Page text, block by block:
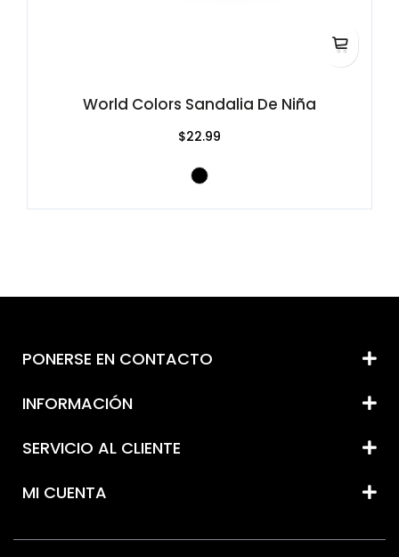
World Colors Sandalia De Niña
$22.99
PONERSE EN CONTACTO
INFORMACIÓN
SERVICIO AL CLIENTE
MI CUENTA